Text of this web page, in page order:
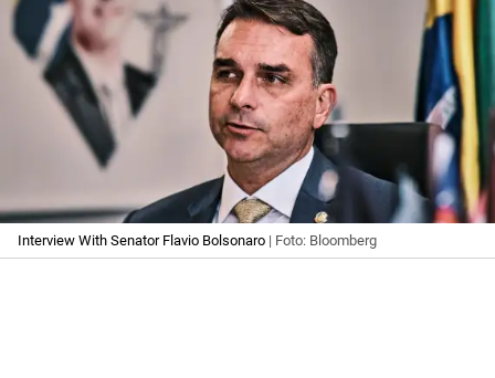
Interview With Senator Flavio Bolsonaro | Foto: Bloomberg